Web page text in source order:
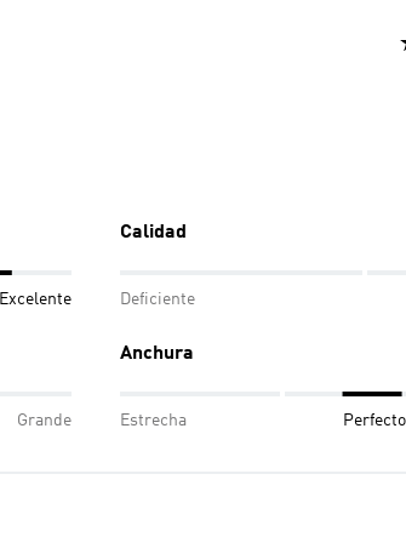
Excelente
Calidad
Deficiente
Grande
Anchura
Estrecha Perfecto